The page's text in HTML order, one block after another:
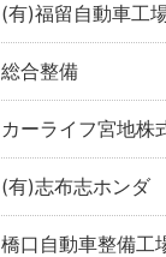
(有)福留自動車工
総合整備
カーライフ宮地株
(有)志布志ホンダ
橋口自動車整備工